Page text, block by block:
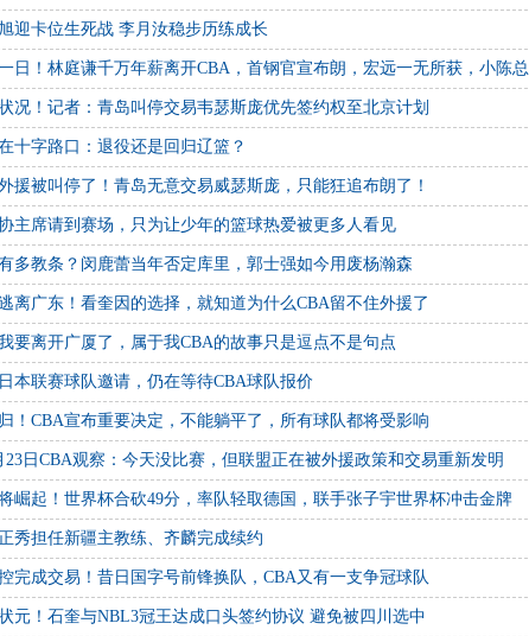
迎卡位生死战 李月汝稳步历练成长
日！林庭谦千万年薪离开CBA，首钢官宣布朗，宏远一无所获，小陈总
况！记者：青岛叫停交易韦瑟斯庞优先签约权至北京计划
十字路口：退役还是回归辽篮？
援被叫停了！青岛无意交易威瑟斯庞，只能狂追布朗了！
主席请到赛场，只为让少年的篮球热爱被更多人看见
多教条？闵鹿蕾当年否定库里，郭士强如今用废杨瀚森
离广东！看奎因的选择，就知道为什么CBA留不住外援了
要离开广厦了，属于我CBA的故事只是逗点不是句点
本联赛球队邀请，仍在等待CBA球队报价
！CBA宣布重要决定，不能躺平了，所有球队都将受影响
23日CBA观察：今天没比赛，但联盟正在被外援政策和交易重新发明
崛起！世界杯合砍49分，率队轻取德国，联手张子宇世界杯冲击金牌
秀担任新疆主教练、齐麟完成续约
完成交易！昔日国字号前锋换队，CBA又有一支争冠球队
元！石奎与NBL3冠王达成口头签约协议 避免被四川选中